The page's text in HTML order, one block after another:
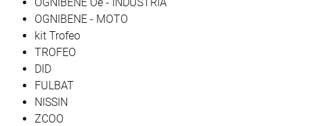
OGNIBENE - MOTO
kit Trofeo
TROFEO
DID
FULBAT
NISSIN
ZCOO